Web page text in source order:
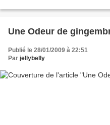
Une Odeur de
Publié le 28/01/2009 à 22:51
Par jellybelly